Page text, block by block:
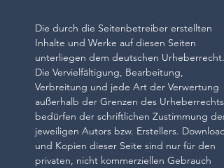
Die durch die Seitenbetreiber erstellten
Inhalte und Werke auf diesen Seiten
unterliegen dem deutschen Urheberrecht.
Die Vervielfältigung, Bearbeitung,
Verbreitung und jede Art der Verwertung
außerhalb der Grenzen des Urheberrechts
bedürfen der schriftlichen Zustimmung des
jeweiligen Autors bzw. Erstellers. Downloads
und Kopien dieser Seite sind nur für den
privaten, nicht kommerziellen Gebrauch